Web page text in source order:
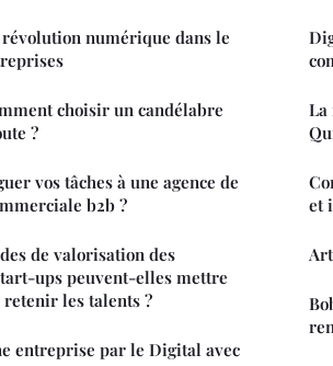
numérique dans le
choisir un candélabre
?
vos tâches à une agence de
b2b ?
de valorisation des
ups peuvent-elles mettre
les talents ?
entreprise par le Digital avec
La
et